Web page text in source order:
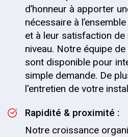
d’honneur à apporter
nécessaire à
et à leur satisfaction
niveau. Notre équipe
sont disponible pour
simple demande. De
l'entretien de votre
Rapidité & proximité :
Notre croissance